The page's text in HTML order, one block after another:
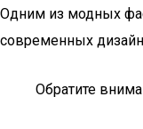
Одним из модных
современных
Обратите